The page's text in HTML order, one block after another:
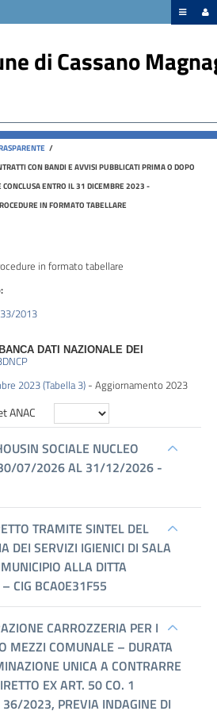
di Cassano
/
CON BANDI E AVVISI PUBBLICATI PRIMA O DOPO
ENTRO IL 31 DICEMBRE 2023 -
IN FORMATO TABELLARE
in formato tabellare
2013
DATI NAZIONALE DEI
2023 (Tabella 3) - Aggiornamento 2023